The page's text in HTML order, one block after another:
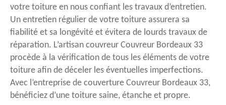
votre toiture en nous confiant les travaux d’entretien.
Un entretien régulier de votre toiture assurera sa
fiabilité et sa longévité et évitera de lourds travaux de
réparation. L’artisan couvreur Couvreur Bordeaux 33
procède à la vérification de tous les éléments de votre
toiture afin de déceler les éventuelles imperfections.
Avec l’entreprise de couverture Couvreur Bordeaux 33,
bénéficiez d’une toiture saine, étanche et propre.